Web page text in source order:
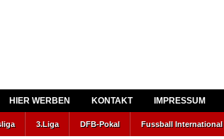
HIER WERBEN KONTAKT IMPRESSUM
3.Liga DFB-Pokal Fussball International